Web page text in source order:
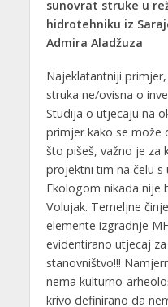
sunovrat struke u
hidrotehniku iz
Admira Aladžuza
Najeklatantniji
struka ne/ovisna o
Studija o utjecaju na
primjer kako se može
što pišeš, važno je za
projektni tim na čelu s
Ekologom nikada nije
Volujak. Temeljne
elemente izgradnje
evidentirano utjecaj
stanovništvo!!!
nema kulturno-
krivo definirano da